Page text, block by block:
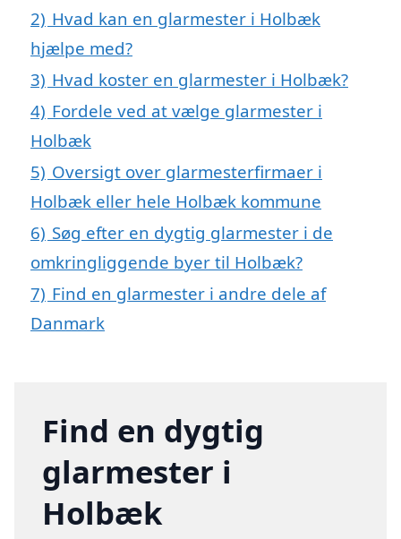
2) Hvad kan en glarmester i Holbæk
hjælpe med?
3) Hvad koster en glarmester i Holbæk?
4) Fordele ved at vælge glarmester i
Holbæk
5) Oversigt over glarmesterfirmaer i
Holbæk eller hele Holbæk kommune
6) Søg efter en dygtig glarmester i de
omkringliggende byer til Holbæk?
7) Find en glarmester i andre dele af
Danmark
Find en dygtig
glarmester i
Holbæk